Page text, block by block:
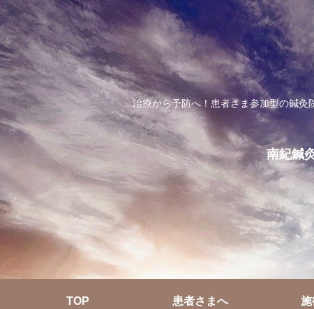
治療から予防へ！患者さま参加型の鍼
南紀鍼
TOP 患者さまへ 施